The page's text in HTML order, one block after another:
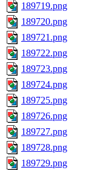
189719.png
189720.png
189721.png
189722.png
189723.png
189724.png
189725.png
189726.png
189727.png
189728.png
189729.png